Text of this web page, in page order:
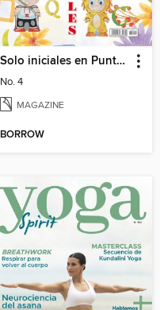
Solo iniciales en Punto de Cruz
No. 4
MAGAZINE
BORROW